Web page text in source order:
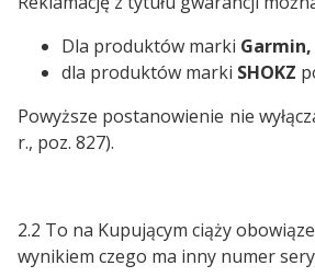
Dla produktów marki Garmin,
dla produktów marki SHOKZ
Powyższe postanowienie nie
r., poz. 827).
2.2 To na Kupującym ciąży
wynikiem czego ma inny numer